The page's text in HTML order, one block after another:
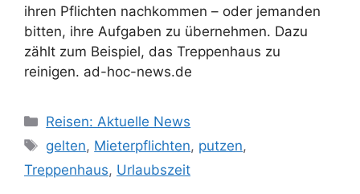
ihren Pflichten nachkommen – oder jemanden
bitten, ihre Aufgaben zu übernehmen. Dazu
zählt zum Beispiel, das Treppenhaus zu
reinigen. ad-hoc-news.de
Kategorien
Reisen: Aktuelle News
Schlagwörter
gelten, Mieterpflichten, putzen,
Treppenhaus, Urlaubszeit